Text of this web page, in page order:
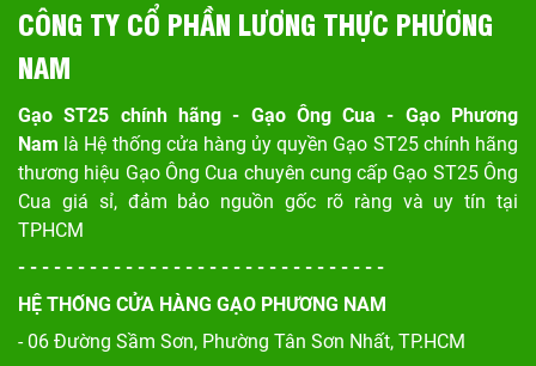
CÔNG TY CỔ PHẦN LƯƠNG THỰC PHƯƠNG
NAM
Gạo ST25 chính hãng - Gạo Ông Cua - Gạo Phương
Nam là Hệ thống cửa hàng ủy quyền Gạo ST25 chính hãng
thương hiệu Gạo Ông Cua chuyên cung cấp Gạo ST25 Ông
Cua giá sỉ, đảm bảo nguồn gốc rõ ràng và uy tín tại
TPHCM
- - - - - - - - - - - - - - - - - - - - - - - - - - - - - - -
HỆ THỐNG CỬA HÀNG GẠO PHƯƠNG NAM
- 06 Đường Sầm Sơn, Phường Tân Sơn Nhất, TP.HCM